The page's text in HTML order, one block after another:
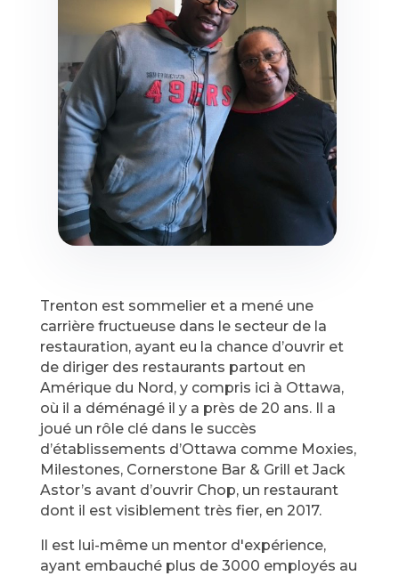
Trenton est sommelier et a mené une
carrière fructueuse dans le secteur de la
restauration, ayant eu la chance d’ouvrir et
de diriger des restaurants partout en
Amérique du Nord, y compris ici à Ottawa,
où il a déménagé il y a près de 20 ans. Il a
joué un rôle clé dans le succès
d’établissements d’Ottawa comme Moxies,
Milestones, Cornerstone Bar & Grill et Jack
Astor’s avant d’ouvrir Chop, un restaurant
dont il est visiblement très fier, en 2017.
Il est lui-même un mentor d'expérience,
ayant embauché plus de 3000 employés au